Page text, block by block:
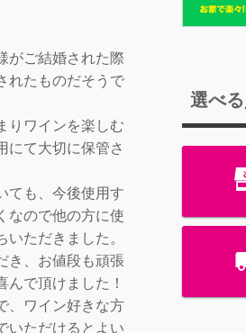
がご結婚された際
れたものだそうで
りワインを楽しむ
にて大切に保管さ
ても、今後使用す
なので他の方に使
いただきました。
き、お値段も頑張
んで頂けました！
、ワイン好きな方
いただけるとよい
選べ